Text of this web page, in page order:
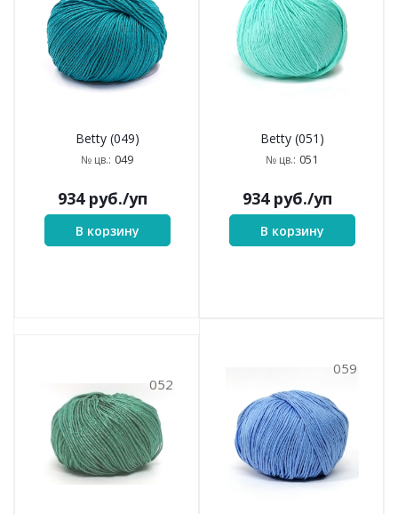
Betty (049)
№ цв.: 049
934руб./уп
В корзину
Betty (051)
№ цв.: 051
934руб./уп
В корзину
052
059